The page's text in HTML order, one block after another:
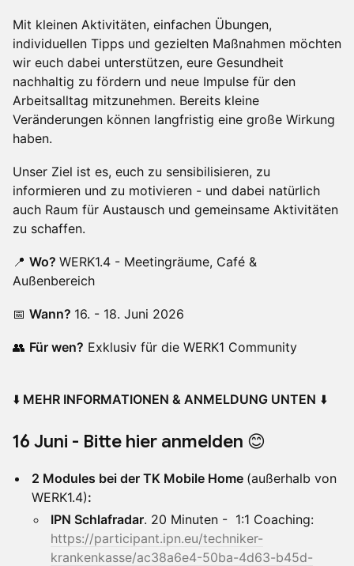
Mit kleinen Aktivitäten, einfachen Übungen,
individuellen Tipps und gezielten Maßnahmen möchten
wir euch dabei unterstützen, eure Gesundheit
nachhaltig zu fördern und neue Impulse für den
Arbeitsalltag mitzunehmen. Bereits kleine
Veränderungen können langfristig eine große Wirkung
haben.
Unser Ziel ist es, euch zu sensibilisieren, zu
informieren und zu motivieren - und dabei natürlich
auch Raum für Austausch und gemeinsame Aktivitäten
zu schaffen.
📍 Wo? WERK1.4 - Meetingräume, Café &
Außenbereich
📅 Wann? 16. - 18. Juni 2026
👥 Für wen? Exklusiv für die WERK1 Community
⬇️ MEHR INFORMATIONEN & ANMELDUNG UNTEN ⬇️
16 Juni - Bitte hier anmelden 😊
2 Modules bei der TK Mobile Home (außerhalb von
WERK1.4):
IPN Schlafradar. 20 Minuten - 1:1 Coaching:
https://participant.ipn.eu/techniker-
krankenkasse/ac38a6e4-50ba-4d63-b45d-